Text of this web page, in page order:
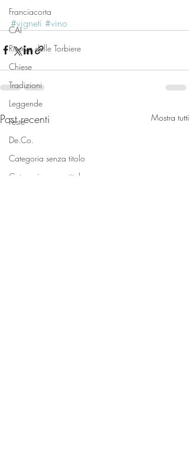
Franciacorta
CAI
Riserva delle Torbiere
Chiese
Tradizioni
Leggende
Feste
De.Co.
Categoria senza titolo
Categoria senza titolo
#vigneti #vino
Post recenti Mostra tutti